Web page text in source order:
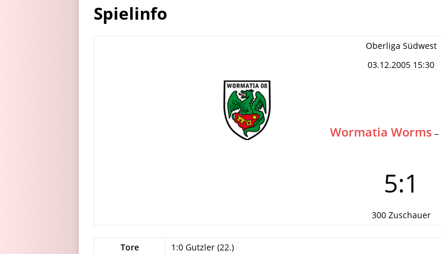
Spielinfo
Oberliga Südwest
03.12.2005 15:30
Wormatia Worms –
5:1
300 Zuschauer
Tore
1:0 Gutzler (22.)